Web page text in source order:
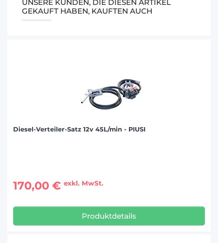
UNSERE KUNDEN, DIE DIESEN ARTIKEL
GEKAUFT HABEN, KAUFTEN AUCH
Diesel-Verteiler-Satz 12v 45L/min - PIUSI
170,00 € exkl. MwSt.
Produktdetails